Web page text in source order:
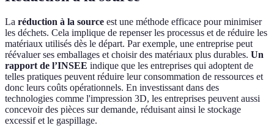
La réduction à la source est une méthode efficace pour minimiser
les déchets. Cela implique de repenser les processus et de réduire les
matériaux utilisés dès le départ. Par exemple, une entreprise peut
réévaluer ses emballages et choisir des matériaux plus durables. Un
rapport de l’INSEE indique que les entreprises qui adoptent de
telles pratiques peuvent réduire leur consommation de ressources et
donc leurs coûts opérationnels. En investissant dans des
technologies comme l'impression 3D, les entreprises peuvent aussi
concevoir des pièces sur demande, réduisant ainsi le stockage
excessif et le gaspillage.